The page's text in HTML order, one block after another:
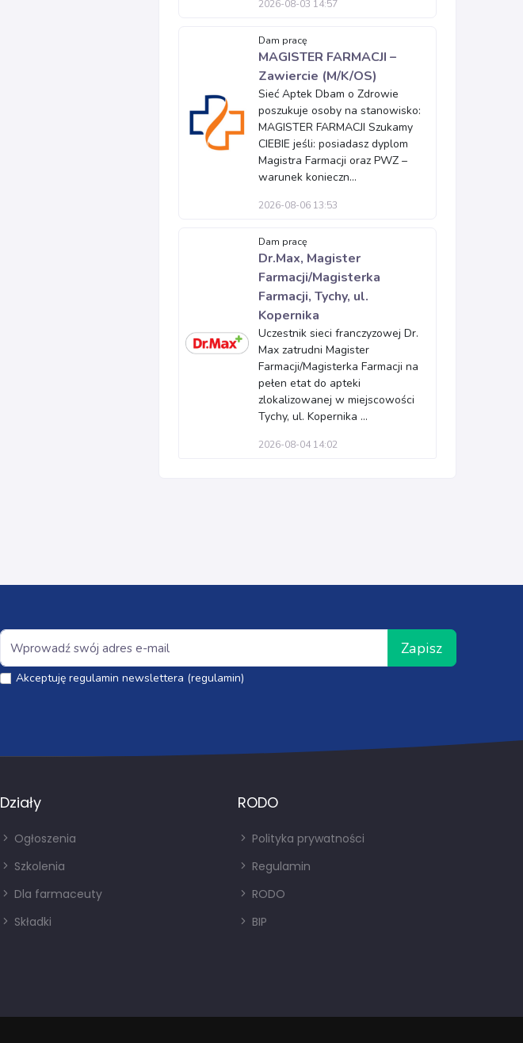
2026-08-03 14:57
Dam pracę
MAGISTER FARMACJI –
Zawiercie (M/K/OS)
Sieć Aptek Dbam o Zdrowie
poszukuje osoby na stanowisko:
MAGISTER FARMACJI Szukamy
CIEBIE jeśli: posiadasz dyplom
Magistra Farmacji oraz PWZ –
warunek konieczn...
2026-08-06 13:53
Dam pracę
Dr.Max, Magister
Farmacji/Magisterka
Farmacji, Tychy, ul.
Kopernika
Uczestnik sieci franczyzowej Dr.
Max zatrudni Magister
Farmacji/Magisterka Farmacji na
pełen etat do apteki
zlokalizowanej w miejscowości
Tychy, ul. Kopernika ...
2026-08-04 14:02
Zapisz
Akceptuję regulamin newslettera (regulamin)
Działy
Ogłoszenia
Szkolenia
Dla farmaceuty
Składki
RODO
Polityka prywatności
Regulamin
RODO
BIP